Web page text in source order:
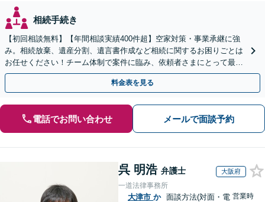
相続手続き
【初回相談無料】【年間相談実績400件超】空家対策・事業承継に強
み。相続放棄、遺産分割、遺言書作成など相続に関するお困りごとは
お任せください！チーム体制で案件に臨み、依頼者さまにとって最善
の解決を目指します【堅田駅4分】【無料駐車場あり】
料金表を見る
電話でお問い合わせ メールで面談予約
呉 明浩 弁護士 大阪府
一道法律事務所
大津市 か 面談方法(対面・電 営業時